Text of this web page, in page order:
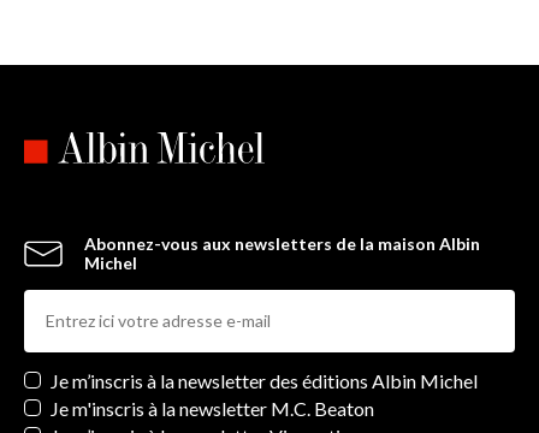
Abonnez-vous aux newsletters de la maison Albin
Michel
Newsletters
Je m’inscris à la newsletter des éditions Albin Michel
Je m'inscris à la newsletter M.C. Beaton